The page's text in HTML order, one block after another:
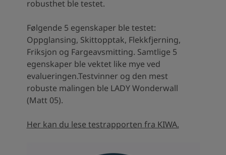
robusthet ble testet.
Følgende 5 egenskaper ble testet:
Oppglansing, Skittopptak, Flekkfjerning,
Friksjon og Fargeavsmitting. Samtlige 5
egenskaper ble vektet like mye ved
evalueringen.Testvinner og den mest
robuste malingen ble LADY Wonderwall
(Matt 05).
Her kan du lese testrapporten fra KIWA.